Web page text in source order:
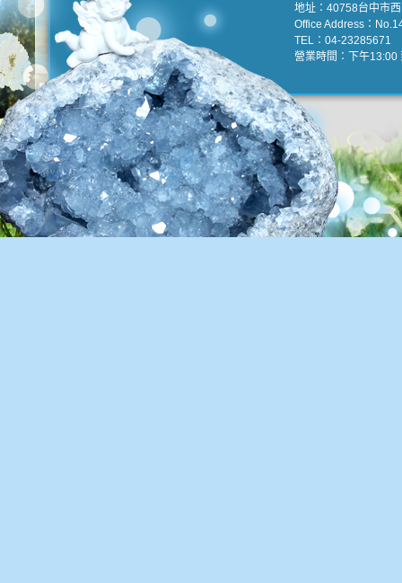
地址：40758台中市
Office Address：
TEL：04-23285671
營業時間：下午13:00